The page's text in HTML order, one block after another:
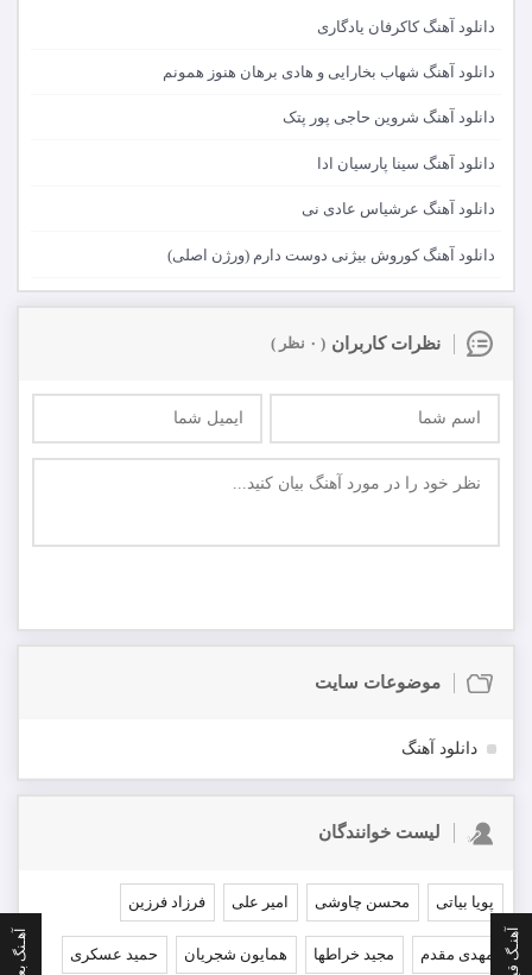
دانلود آهنگ کاکرفان یادگاری
دانلود آهنگ شهاب بخارایی و هادی برهان هنوز همونم
دانلود آهنگ شروین حاجی پور پتک
دانلود آهنگ سینا پارسیان ادا
دانلود آهنگ عرشیاس عادی نی
دانلود آهنگ کوروش بیژنی دوست دارم (ورژن اصلی)
نظرات کاربران ( ۰ نظر )
آهنـگ قبلی آهـنگ بعدی
موضوعات سایت
دانلود آهنگ
لیست خوانندگان
پویا بیاتی محسن چاوشی امیر علی فرزاد فرزین
مهدی مقدم مجید خراطها همایون شجریان حمید عسکری